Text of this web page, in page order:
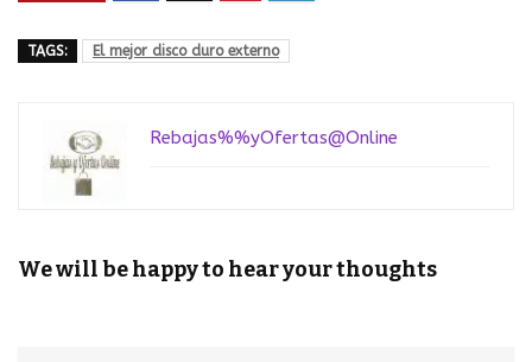
TAGS: El mejor disco duro externo
Rebajas%%yOfertas@Online
We will be happy to hear your thoughts